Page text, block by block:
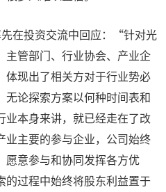
在投资交流中回应：“针对光
主管部门、行业协会、产业企
体现出了相关方对于行业势必
论探索方案以何种时间表和
业本身来讲，就已经走在了改
业主要的参与企业，公司始终
愿意参与和协同发挥各方优
的过程中始终将股东利益置于